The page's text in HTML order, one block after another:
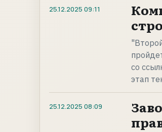
25.12.2025 09:11
со
этап
25.12.2025 08:09